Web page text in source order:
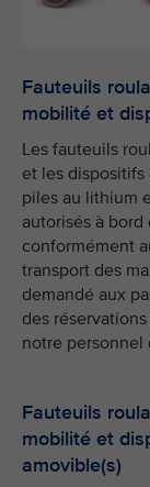
Fauteuils
mobilité et
Les fauteuils
et les dispositifs
piles au lithium
autorisés à
conformément
transport des
demandé aux
des
notre personnel
Fauteuils
mobilité et
amovible(s)